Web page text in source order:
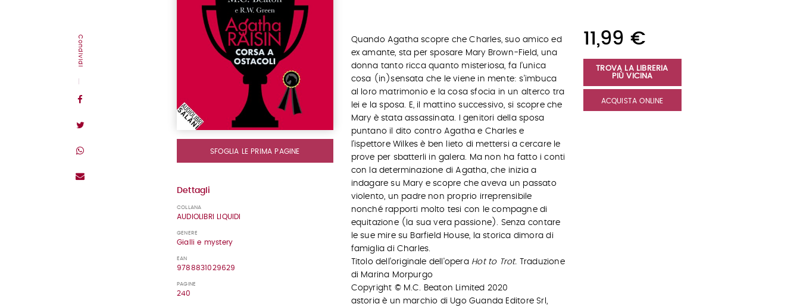
Condividi
SFOGLIA LE PRIMA PAGINE
Dettagli
COLLANA
AUDIOLIBRI LIQUIDI
GENERE
Gialli e mystery
EAN
9788831029629
PAGINE
240
Quando Agatha scopre che Charles, suo amico ed
ex amante, sta per sposare Mary Brown-Field, una
donna tanto ricca quanto misteriosa, fa l’unica
cosa (in)sensata che le viene in mente: s’imbuca
al loro matrimonio e la cosa sfocia in un alterco tra
lei e la sposa. E, il mattino successivo, si scopre che
Mary è stata assassinata. I genitori della sposa
puntano il dito contro Agatha e Charles e
l’ispettore Wilkes è ben lieto di mettersi a cercare le
prove per sbatterli in galera. Ma non ha fatto i conti
con la determinazione di Agatha, che inizia a
indagare su Mary e scopre che aveva un passato
violento, un padre non proprio irreprensibile
nonché rapporti molto tesi con le compagne di
equitazione (la sua vera passione). Senza contare
le sue mire su Barfield House, la storica dimora di
famiglia di Charles.
Titolo dell’originale dell'operaHot to Trot.
Traduzione
di Marina Morpurgo
Copyright © M.C. Beaton Limited 2020
astoria è un marchio di Ugo Guanda Editore Srl,
11,99 €
TROVA LA LIBRERIA
PIÙ VICINA
ACQUISTA ONLINE